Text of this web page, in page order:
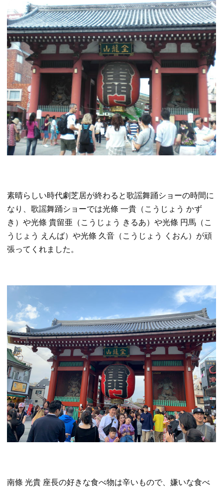
素晴らしい時代劇芝居が終わると歌謡舞踊ショーの時間に
なり、歌謡舞踊ショーでは光條 一貴（こうじょう かず
き）や光條 貴留亜（こうじょう きるあ）や光條 円馬（こ
うじょう えんば）や光條 久音（こうじょう くおん）が頑
張ってくれました。
南條 光貴 座長の好きな食べ物は辛いもので、嫌いな食べ